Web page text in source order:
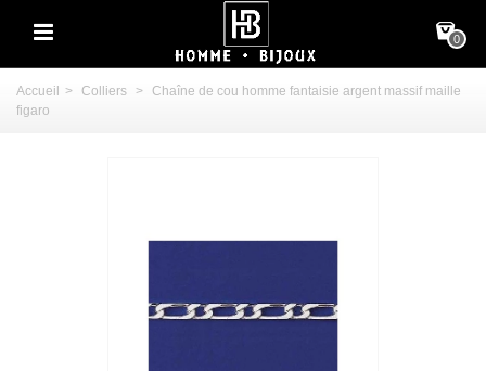
0
Accueil > Colliers > Chaîne de cou homme fantaisie argent massif maille
figaro